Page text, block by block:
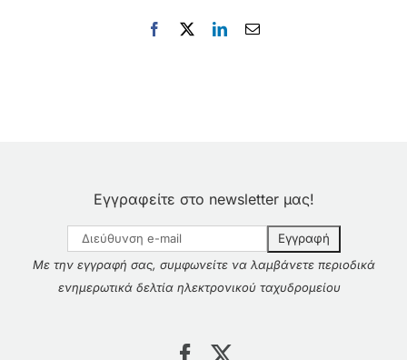
Facebook LinkedInEmail
Εγγραφείτε στο newsletter μας!
Με την εγγραφή σας, συμφωνείτε να λαμβάνετε περιοδικά
ενημερωτικά δελτία ηλεκτρονικού ταχυδρομείου